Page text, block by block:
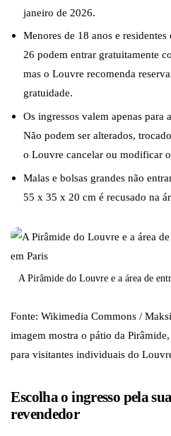
janeiro de 2026.
Menores de 18 anos e
26 podem entrar gratuitamente
mas o Louvre recomenda
gratuidade.
Os ingressos valem apenas para
Não podem ser alterados,
o Louvre cancelar ou modificar
Malas e bolsas grandes não
55 x 35 x 20 cm é recusado na
A Pirâmide do Louvre e a área de
Fonte: Wikimedia Commons /
imagem mostra o pátio da
para visitantes individuais do
Escolha o ingresso pela
revendedor